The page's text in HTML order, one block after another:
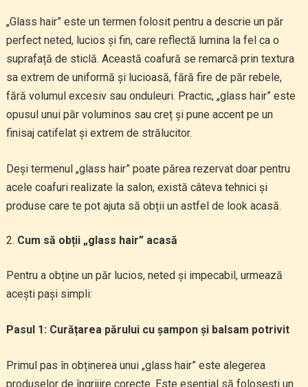
„Glass hair” este un termen folosit pentru a descrie un păr
perfect neted, lucios și fin, care reflectă lumina la fel ca o
suprafață de sticlă. Această coafură se remarcă prin textura
sa extrem de uniformă și lucioasă, fără fire de păr rebele,
fără volumul excesiv sau onduleuri. Practic, „glass hair” este
opusul unui păr voluminos sau creț și pune accent pe un
finisaj catifelat și extrem de strălucitor.
Deși termenul „glass hair” poate părea rezervat doar pentru
acele coafuri realizate la salon, există câteva tehnici și
produse care te pot ajuta să obții un astfel de look acasă.
Cum să obții „glass hair” acasă
Pentru a obține un păr lucios, neted și impecabil, urmează
acești pași simpli:
Pasul 1: Curățarea părului cu șampon și balsam potrivit
Primul pas în obținerea unui „glass hair” este alegerea
produselor de îngrijire corecte. Este esențial să folosești un